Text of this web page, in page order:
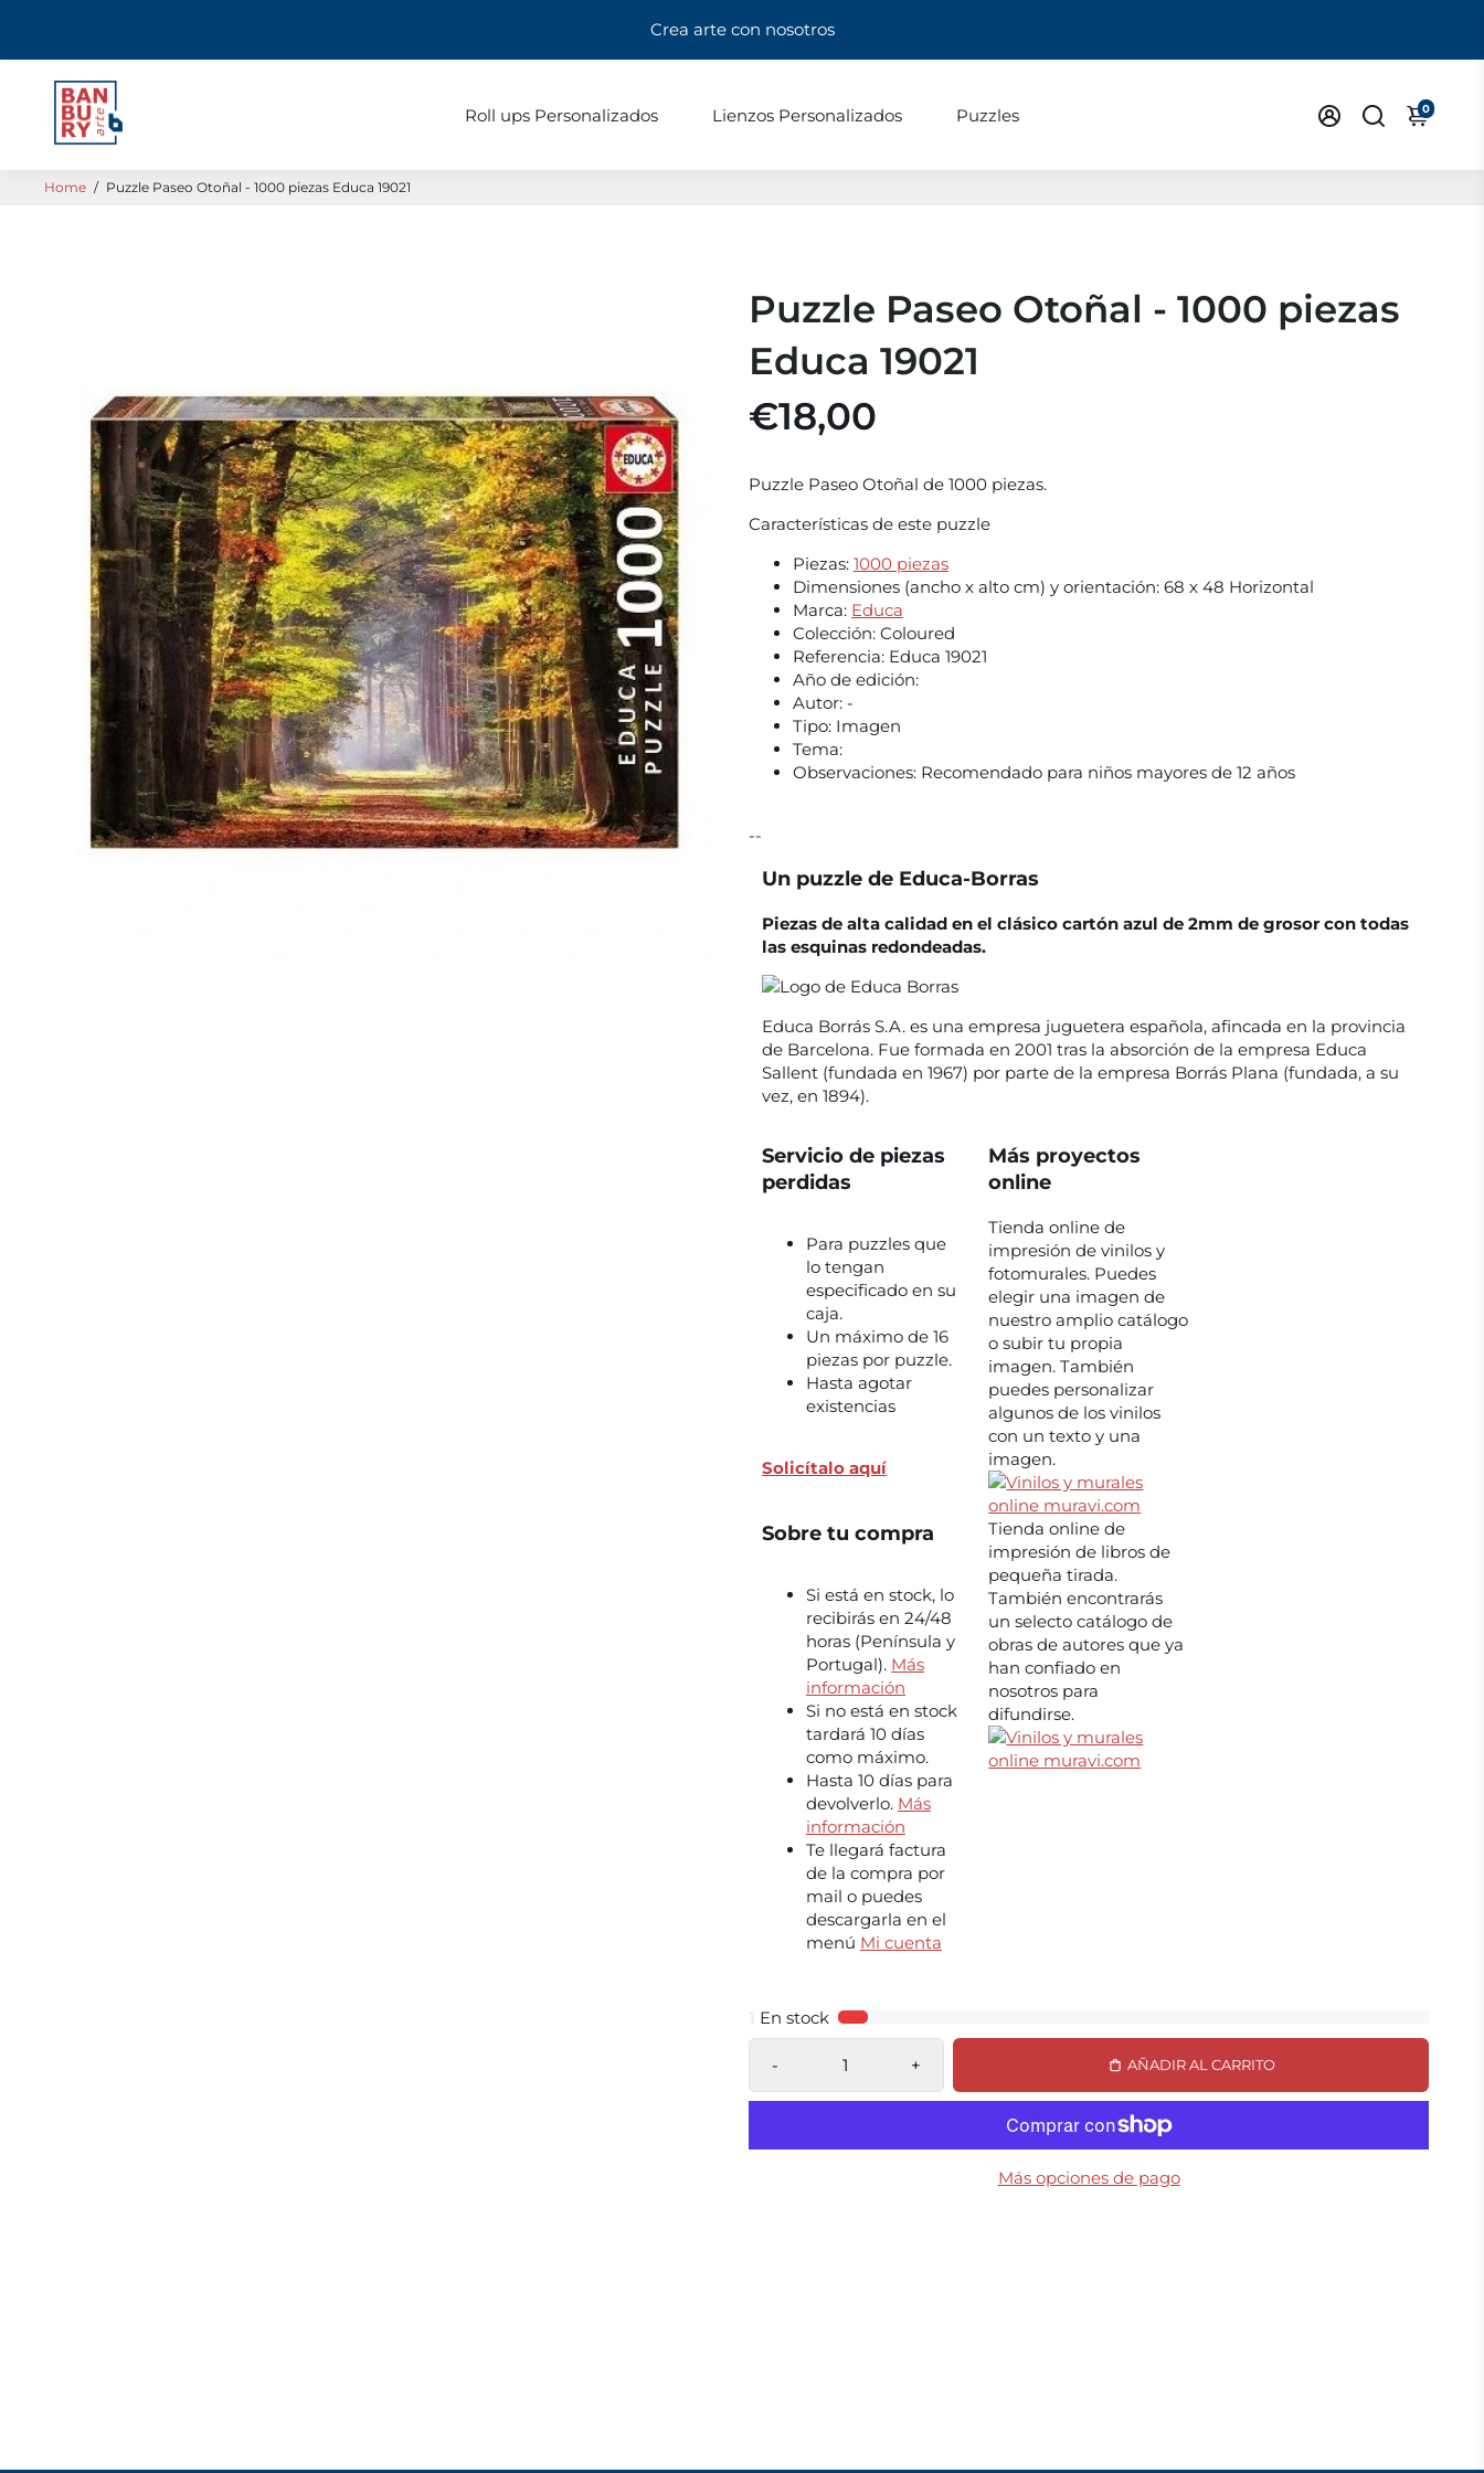
Crea arte con nosotros
Roll ups Personalizados Lienzos Personalizados Puzzles 0
Home / Puzzle Paseo Otoñal - 1000 piezas Educa 19021
Puzzle Paseo Otoñal - 1000 piezas
Educa 19021
€18,00
Puzzle Paseo Otoñal de 1000 piezas.
Características de este puzzle
Piezas: 1000 piezas
Dimensiones (ancho x alto cm) y orientación: 68 x 48 Horizontal
Marca: Educa
Colección: Coloured
Referencia: Educa 19021
Año de edición:
Autor: -
Tipo: Imagen
Tema:
Observaciones: Recomendado para niños mayores de 12 años
--
Un puzzle de Educa-Borras
Piezas de alta calidad en el clásico cartón azul de 2mm de grosor con todas
las esquinas redondeadas.
Educa Borrás S.A. es una empresa juguetera española, afincada en la provincia
de Barcelona. Fue formada en 2001 tras la absorción de la empresa Educa
Sallent (fundada en 1967) por parte de la empresa Borrás Plana (fundada, a su
vez, en 1894).
Servicio de piezas
perdidas
Para puzzles que
lo tengan
especificado en su
caja.
Un máximo de 16
piezas por puzzle.
Hasta agotar
existencias
Solicítalo aquí
Sobre tu compra
Si está en stock, lo
recibirás en 24/48
horas (Península y
Portugal). Más
información
Si no está en stock
tardará 10 días
como máximo.
Hasta 10 días para
devolverlo. Más
información
Te llegará factura
de la compra por
mail o puedes
descargarla en el
menú Mi cuenta
Más proyectos
online
Tienda online de
impresión de vinilos y
fotomurales. Puedes
elegir una imagen de
nuestro amplio catálogo
o subir tu propia
imagen. También
puedes personalizar
algunos de los vinilos
con un texto y una
imagen.
Tienda online de
impresión de libros de
pequeña tirada.
También encontrarás
un selecto catálogo de
obras de autores que ya
han confiado en
nosotros para
difundirse.
1 En stock
- + AÑADIR AL CARRITO
Más opciones de pago